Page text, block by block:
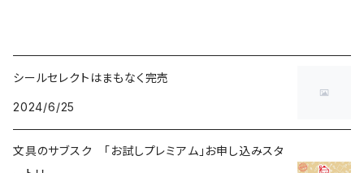
シールセレクトはまもなく完売
2024/6/25
文具のサブスク 「お試しプレミアム」お申し込みスタ